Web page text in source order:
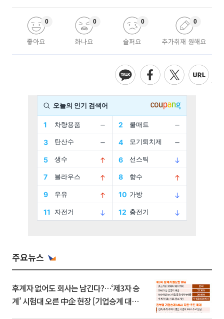
좋아요
0
화나요
0
슬퍼요
0
추가취재 원해요
0
주요뉴스
후계자 없어도 회사는 남긴다?…‘제3자 승
계’ 시험대 오른 中企 현장 [기업승계 대전